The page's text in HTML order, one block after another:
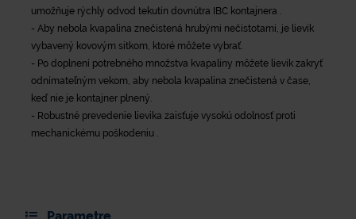
umožňuje rýchly odvod tekutín dovnútra IBC kontajnera .
- Aby nebola kvapalina znečistená hrubými nečistotami, je lievik
vybavený kovovým sitkom, ktoré môžete vybrať.
- Po doplnení potrebného množstva kvapaliny môžete lievik zakryť
odnímateľným vekom, aby nebola kvapalina znečistená v čase,
keď nie je kontajner plnený.
- Robustné prevedenie lievika zaisťuje vysokú odolnosť proti
mechanickému poškodeniu .